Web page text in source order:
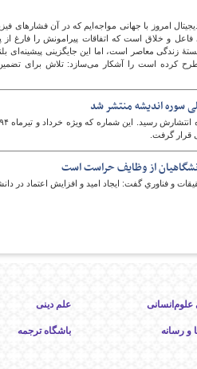
امروز با جهانی مواجه‌ایم که در آن فشارهای
و خلاق است که اتفاقات پیرامونش را فارغ از
زندگی معاصر است، اما این جایگزینی پیشینه‌ای
کرده است را آشکار می‌سازد: تلاش برای تضمین
قرار گرفت.
از وظایف حراست است
و فناوري گفت: ایجاد امید و افزایش اعتماد در
علوم‌انسانی علم دینی
و رسانه باشگاه ترجمه